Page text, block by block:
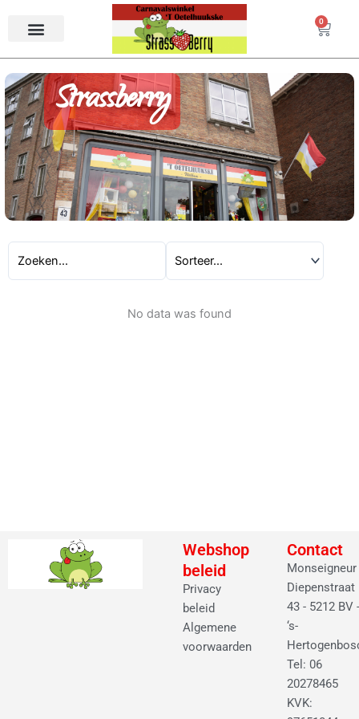
0
Strassberry
No data was found
Webshop
beleid
Privacy
beleid
Algemene
voorwaarden
Contact
Monseigneur
Diepenstraat
43 - 5212 BV -
‘s-
Tel: 06
20278465
KVK: